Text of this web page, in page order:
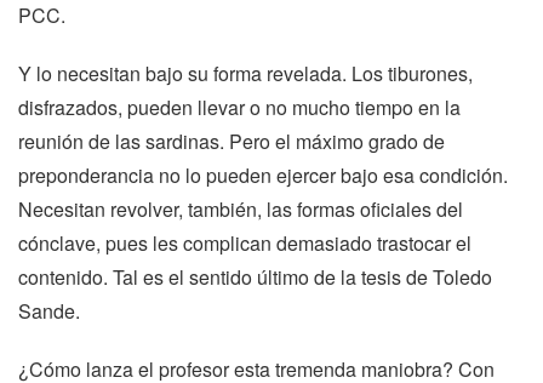
PCC.
Y lo necesitan bajo su forma revelada. Los tiburones,
disfrazados, pueden llevar o no mucho tiempo en la
reunión de las sardinas. Pero el máximo grado de
preponderancia no lo pueden ejercer bajo esa condición.
Necesitan revolver, también, las formas oficiales del
cónclave, pues les complican demasiado trastocar el
contenido. Tal es el sentido último de la tesis de Toledo
Sande.
¿Cómo lanza el profesor esta tremenda maniobra? Con